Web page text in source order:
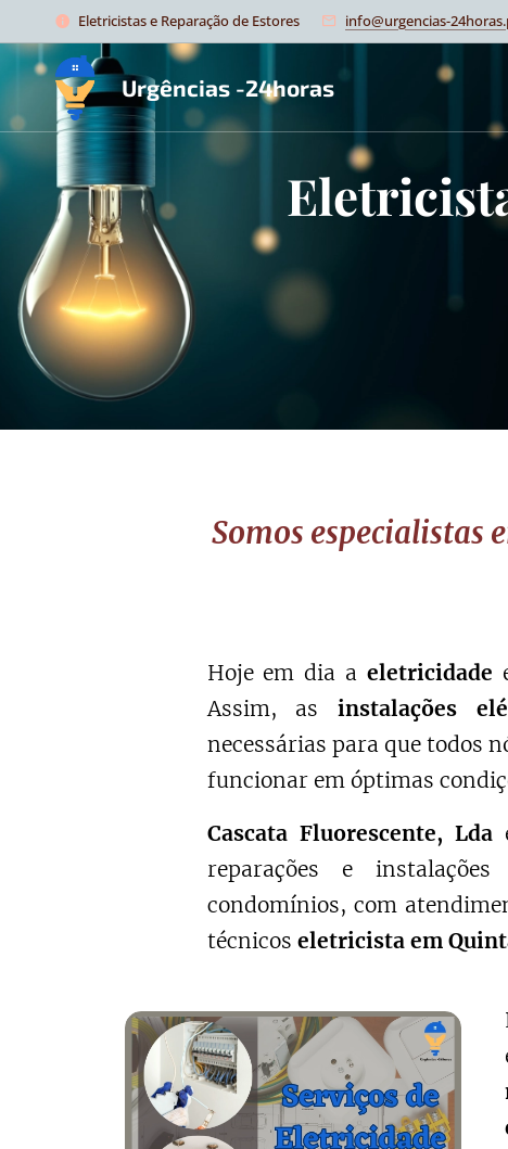
Eletricistas e Reparação de Estores info@urgencias-
Urgências -24horas
Somos especialistas
Hoje em dia aeletricidade
Assim, asinstalações
necessárias para que todos
funcionar em óptimas
Cascata Fluorescente, Lda
reparações e
condomínios, com
técnicos eletricista em